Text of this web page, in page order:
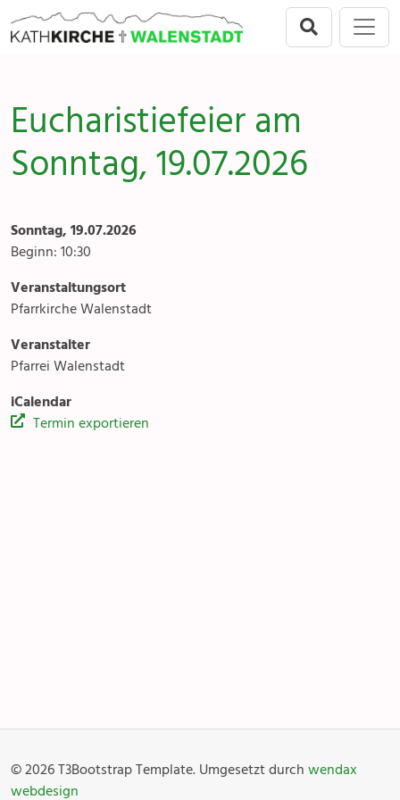
Direkt zur Hauptnavigation springen
Direkt zum Inhalt springen
Eucharistiefeier am
Sonntag, 19.07.2026
Sonntag, 19.07.2026
Beginn: 10:30
Veranstaltungsort
Pfarrkirche Walenstadt
Veranstalter
Pfarrei Walenstadt
iCalendar
Termin exportieren
© 2026 T3Bootstrap Template. Umgesetzt durch wendax
webdesign
Menu
Flums
Berschis-Tscherlach
Mols-Murg-Quarten
Walenstadt
Gottesdienste
Angebote & Sakramente
Aktuelles & Fotogalerien
Kirchentreff Rägabogä
Angebot & Sakramente
Aktuelles
Fotogalerie
Links